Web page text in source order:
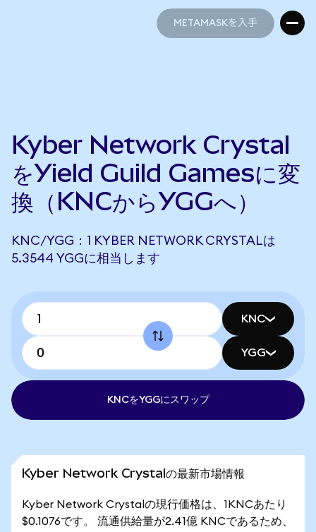
METAMASKを入手
Kyber Network Crystal
をYield Guild Gamesに変
換（KNCからYGGへ）
KNC/YGG：1 KYBER NETWORK CRYSTALは
5.3544 YGGに相当します
KNC
YGG
KNCをYGGにスワップ
Kyber Network Crystalの最新市場情報
Kyber Network Crystalの現行価格は、1KNCあたり
$0.1076です。 流通供給量が2.41億 KNCであるため、